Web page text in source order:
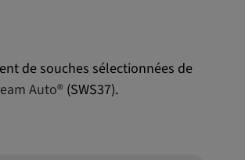
de souches sélectionnées de
Auto® (SWS37).